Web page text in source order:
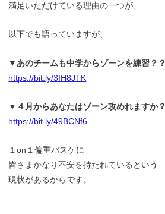
満足いただけている理由の一つが、
以下でも語っていますが、
▼あのチームも中学からゾーンを練習？？
https://bit.ly/3IH8JTK
▼４月からあなたはゾーン攻めれますか？
https://bit.ly/49BCNf6
１on１偏重バスケに
皆さまかなり不安を持たれているという
現状があるからです。